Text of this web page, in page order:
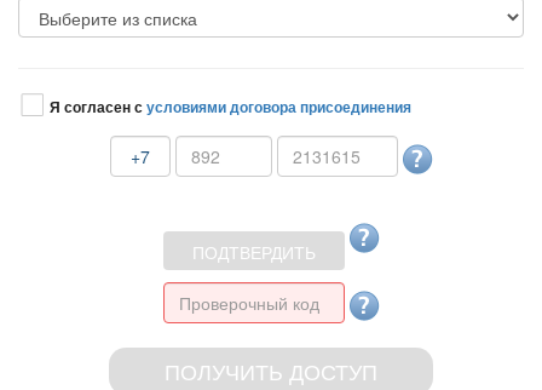
Я согласен сусловиями договора присоединения
+7